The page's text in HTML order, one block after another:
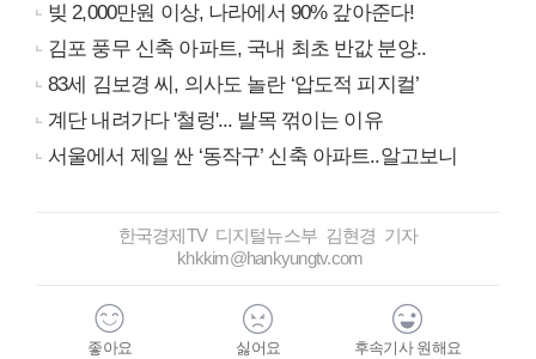
빚 2,000만원 이상, 나라에서 90% 갚아준다!
김포 풍무 신축 아파트, 국내 최초 반값 분양..
83세 김보경 씨, 의사도 놀란 ‘압도적 피지컬’
계단 내려가다 '철렁'... 발목 꺾이는 이유
서울에서 제일 싼 ‘동작구’ 신축 아파트..알고보니
한국경제TV 디지털뉴스부 김현경 기자
khkkim@hankyungtv.com
좋아요
싫어요
후속기사 원해요